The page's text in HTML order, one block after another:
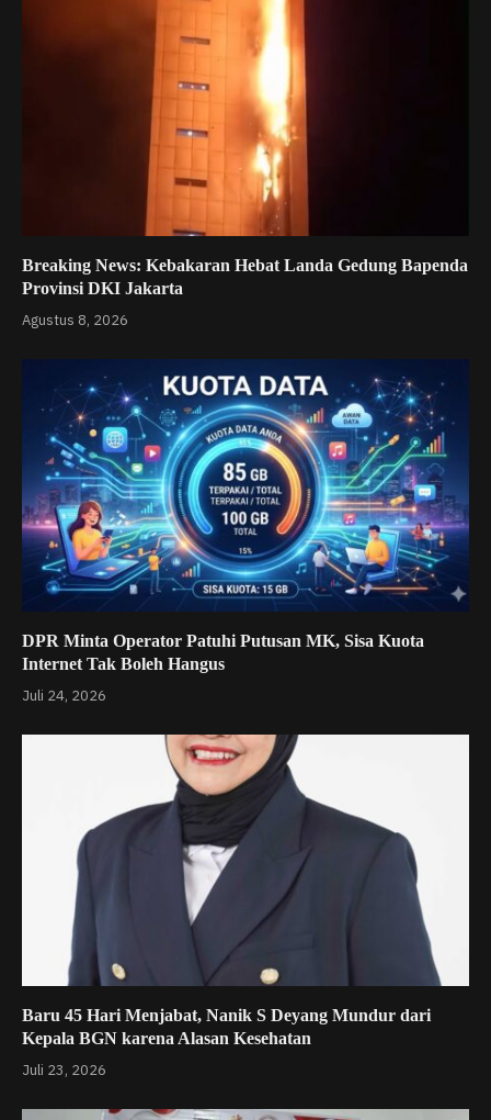
Breaking News: Kebakaran Hebat Landa Gedung Bapenda
Provinsi DKI Jakarta
Agustus 8, 2026
DPR Minta Operator Patuhi Putusan MK, Sisa Kuota
Internet Tak Boleh Hangus
Juli 24, 2026
Baru 45 Hari Menjabat, Nanik S Deyang Mundur dari
Kepala BGN karena Alasan Kesehatan
Juli 23, 2026